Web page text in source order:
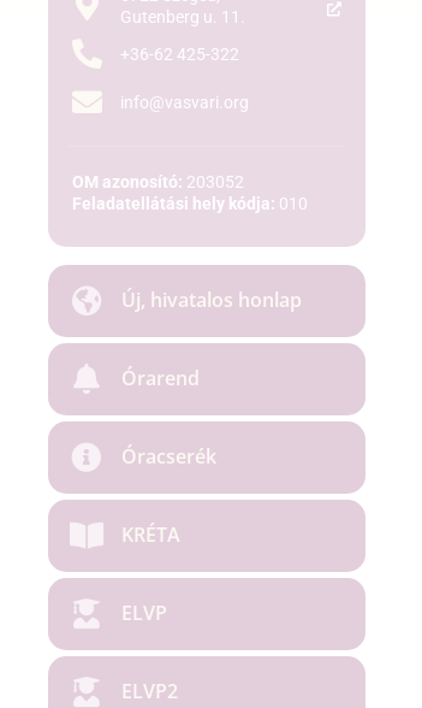
Gutenberg u. 11.
+36-62 425-322
info@vasvari.org
OM azonosító: 203052
Feladatellátási hely kódja: 010
Új, hivatalos honlap
Órarend
Óracserék
KRÉTA
ELVP
ELVP2